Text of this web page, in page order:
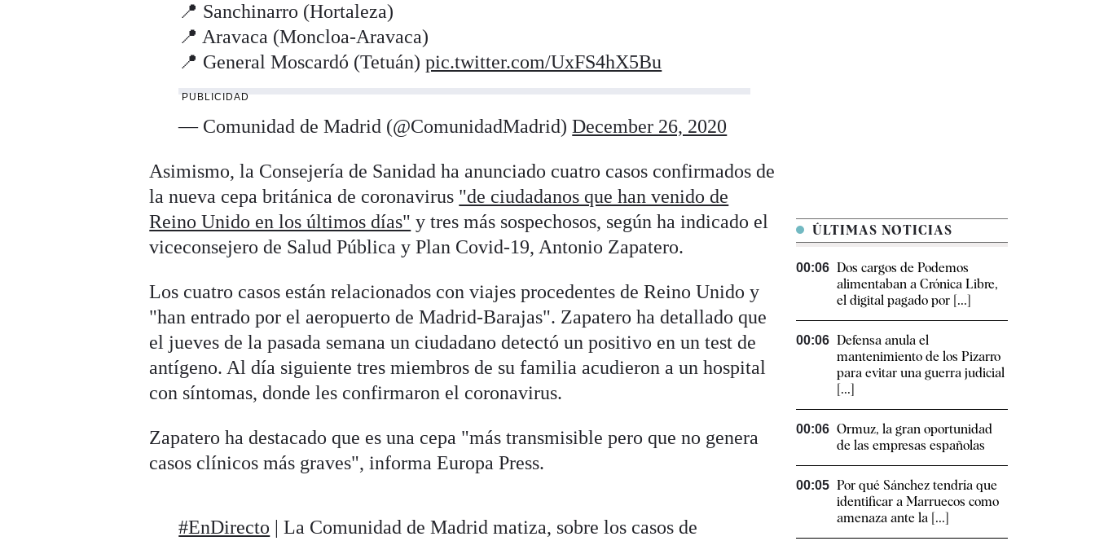
📍 Sanchinarro (Hortaleza)
📍 Aravaca (Moncloa-Aravaca)
📍 General Moscardó (Tetuán)pic.twitter.com/UxFS4hX5Bu
PUBLICIDAD
— Comunidad de Madrid (@ComunidadMadrid)December 26, 2020
Asimismo, la Consejería de Sanidad ha anunciado cuatro casos confirmados de
la nueva cepa británica de coronavirus "de ciudadanos que han venido de
Reino Unido en los últimos días" y tres más sospechosos, según ha indicado el
viceconsejero de Salud Pública y Plan Covid-19, Antonio Zapatero.
Los cuatro casos están relacionados con viajes procedentes de Reino Unido y
"han entrado por el aeropuerto de Madrid-Barajas". Zapatero ha detallado que
el jueves de la pasada semana un ciudadano detectó un positivo en un test de
antígeno. Al día siguiente tres miembros de su familia acudieron a un hospital
con síntomas, donde les confirmaron el coronavirus.
Zapatero ha destacado que es una cepa "más transmisible pero que no genera
casos clínicos más graves", informa Europa Press.
#EnDirecto | La Comunidad de Madrid matiza, sobre los casos de
ÚLTIMAS NOTICIAS
00:06 Dos cargos de Podemos
alimentaban a Crónica Libre,
el digital pagado por [...]
00:06 Defensa anula el
mantenimiento de los Pizarro
para evitar una guerra judicial
[...]
00:06 Ormuz, la gran oportunidad
de las empresas españolas
00:05 Por qué Sánchez tendría que
identificar a Marruecos como
amenaza ante la [...]